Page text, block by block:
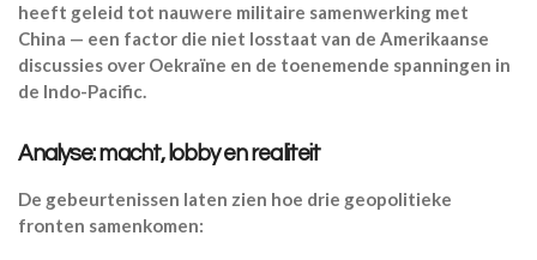
heeft geleid tot nauwere militaire samenwerking met
China — een factor die niet losstaat van de Amerikaanse
discussies over Oekraïne en de toenemende spanningen in
de Indo-Pacific.
Analyse: macht, lobby en realiteit
De gebeurtenissen laten zien hoe drie geopolitieke
fronten samenkomen: